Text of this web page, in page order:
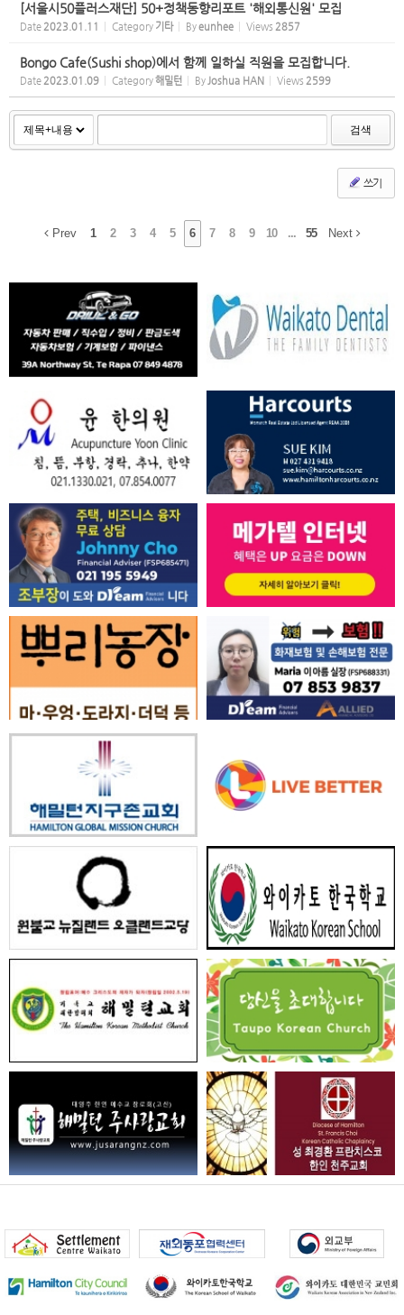
[서울시50플러스재단] 50+정책동향리포트 '해외통신원' 모집
Date 2023.01.11 Category 기타 Byeunhee Views 2857
Bongo Cafe(Sushi shop)에서 함께 일하실 직원을 모집합니다.
Date 2023.01.09 Category해밀턴 ByJoshua HAN Views 2599
검색
쓰기
Prev 1 2 3 4 5 6 7 8 9 10 ... 55 Next